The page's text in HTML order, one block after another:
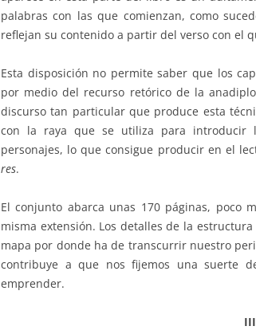
palabras con las que comienzan, como
reflejan su contenido a partir del verso con el
Esta disposición no permite saber que los
por medio del recurso retórico de la
discurso tan particular que produce esta
con la raya que se utiliza para introducir
personajes, lo que consigue producir en el
res.
El conjunto abarca unas 170 páginas, poco
misma extensión. Los detalles de la
mapa por donde ha de transcurrir nuestro
contribuye a que nos fijemos una suerte
emprender.
III